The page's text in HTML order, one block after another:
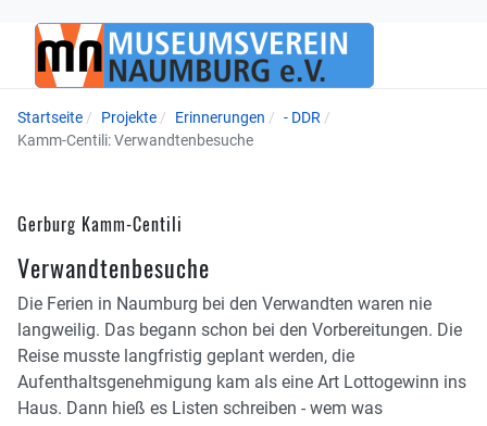
Startseite Projekte Erinnerungen
- DDR
Kamm-Centili: Verwandtenbesuche
Gerburg Kamm-Centili
Verwandtenbesuche
Die Ferien in Naumburg bei den Verwandten waren nie
langweilig. Das begann schon bei den Vorbereitungen. Die
Reise musste langfristig geplant werden, die
Aufenthaltsgenehmigung kam als eine Art Lottogewinn ins
Haus. Dann hieß es Listen schreiben - wem was